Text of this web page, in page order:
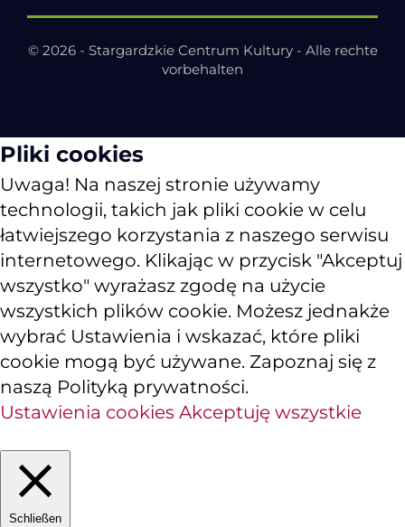
© 2026 - Stargardzkie Centrum Kultury - Alle rechte
vorbehalten
Pliki cookies
Uwaga! Na naszej stronie używamy
technologii, takich jak pliki cookie w celu
łatwiejszego korzystania z naszego serwisu
internetowego. Klikając w przycisk "Akceptuj
wszystko" wyrażasz zgodę na użycie
wszystkich plików cookie. Możesz jednakże
wybrać Ustawienia i wskazać, które pliki
cookie mogą być używane. Zapoznaj się z
naszą Polityką prywatności.
Ustawienia cookies Akceptuję wszystkie
Schließen